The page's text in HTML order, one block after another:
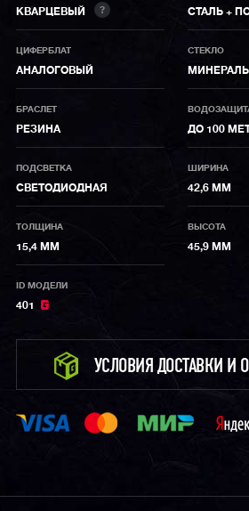
КВАРЦЕВЫЙ ? СТАЛЬ +
ЦИФЕРБЛАТ
АНАЛОГОВЫЙ
СТЕКЛО
БРАСЛЕТ
РЕЗИНА ДО 100
ПОДСВЕТКА
СВЕТОДИОДНАЯ
ШИРИНА
42,6 ММ
ТОЛЩИНА
15,4 ММ
ВЫСОТА
45,9 ММ
ID МОДЕЛИ
401
УСЛОВИЯ ДОСТАВКИ И